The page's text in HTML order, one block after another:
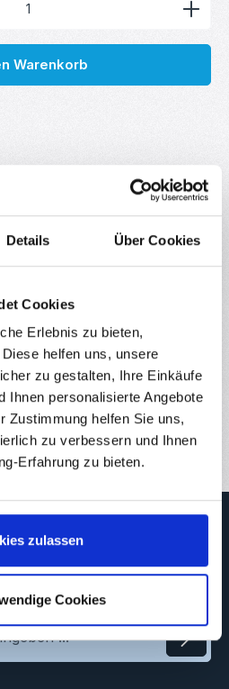
Details Über Cookies
Cookies
Erlebnis zu bieten,
helfen uns, unsere
zu gestalten, Ihre Einkäufe
Ihnen personalisierte Angebote
Zustimmung helfen Sie uns,
zu verbessern und Ihnen
Erfahrung zu bieten.
zulassen
Cookies
Warenkorb
Fächern für Bauteile,
mehr. Details Material: PP
regelmäßig erscheinenden
neue Produkte und Angebote